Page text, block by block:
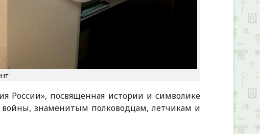
России», посвященная истории и символике
знаменитым полководцам, летчикам и